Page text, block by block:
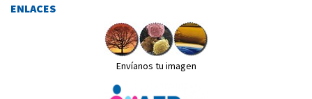
ENLACES
Envíanos tu imagen